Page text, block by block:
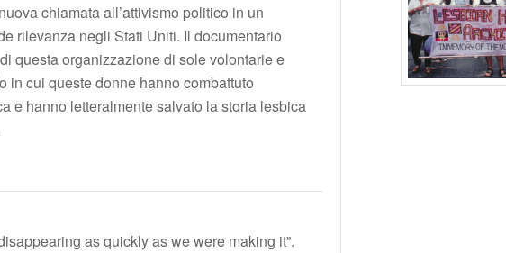
chiamata all’attivismo politico in un
rilevanza negli Stati Uniti. Il documentario
questa organizzazione di sole volontarie e
in cui queste donne hanno combattuto
e hanno letteralmente salvato la storia lesbica
as quickly as we were making it”.